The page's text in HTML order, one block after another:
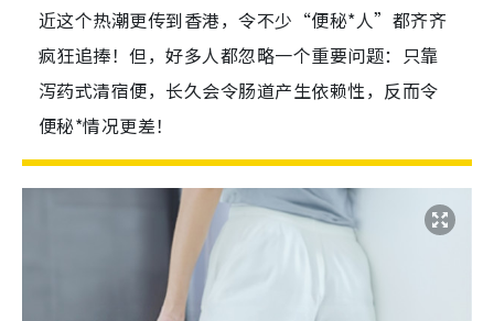
近这个热潮更传到香港，令不少“便秘*人”都齐齐
疯狂追捧！但，好多人都忽略一个重要问题：只靠
泻药式清宿便，长久会令肠道产生依赖性，反而令
便秘*情况更差！